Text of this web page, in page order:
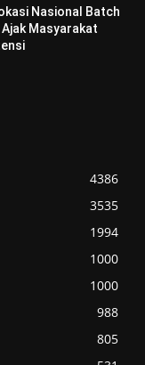
Nasional Batch
Ajak Masyarakat
4386
3535
1994
1000
1000
988
805